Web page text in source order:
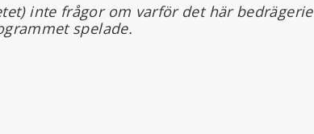
inte frågor om varför det här
spelade.